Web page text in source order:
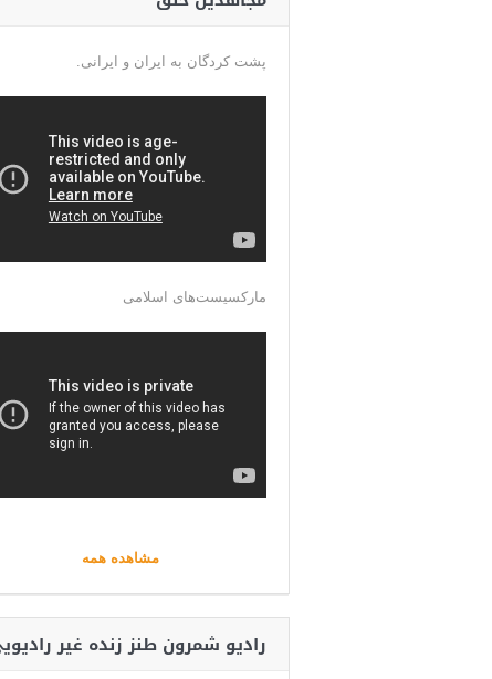
پشت کردگان به ایران و ایرانی.
مارکسیست‌های اسلامی
مشاهده همه
رادیو شمرون طنز زنده غیر